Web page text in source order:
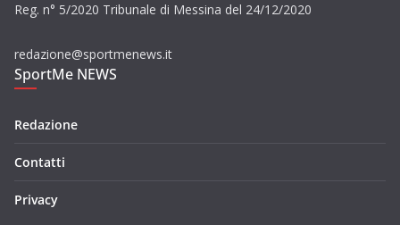
Reg. n° 5/2020 Tribunale di Messina del 24/12/2020
redazione@sportmenews.it
SportMe NEWS
Redazione
Contatti
Privacy